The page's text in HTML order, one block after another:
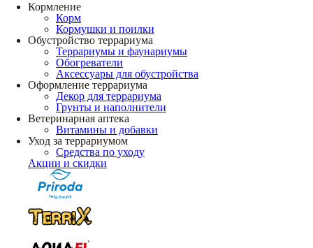
Кормление
Корм
Кормушки и поилки
Обустройство террариума
Террариумы и фаунариумы
Обогреватели
Аксессуары для обустройства
Оформление террариума
Декор для террариума
Грунты и наполнители
Ветеринарная аптека
Витамины и добавки
Уход за террариумом
Средства по уходу
Акции и скидки